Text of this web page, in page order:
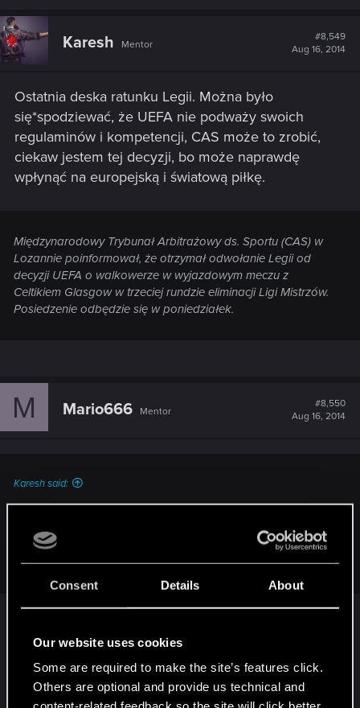
Consent Details About
Our website uses cookies
Some are required to make the site’s features click.
Others are optional and provide us technical and
Karesh Mentor
#8,549
Aug 16, 2014
Ostatnia deska ratunku Legii. Można było
się*spodziewać, że UEFA nie podważy swoich
regulaminów i kompetencji, CAS może to zrobić,
ciekaw jestem tej decyzji, bo może naprawdę
wpłynąć na europejską i światową piłkę.
Międzynarodowy Trybunał Arbitrażowy ds. Sportu (CAS) w
Lozannie poinformował, że otrzymał odwołanie Legii od
decyzji UEFA o walkowerze w wyjazdowym meczu z
Celtikiem Glasgow w trzeciej rundzie eliminacji Ligi Mistrzów.
Posiedzenie odbędzie się w poniedziałek.
M Mario666 Mentor
#8,550
Aug 16, 2014
Karesh said:
że UEFA nie podważy swoich regulaminów i kompetencji,
CAS może to zrobić, ciekaw jestem tej decyzji, bo może
naprawdę wpłynąć na europejską i światową piłkę.
innego.
Ostatnio CAS podtrzymał karę dla Suareza, dając
jednak niewielką futkę dla Barcelony.